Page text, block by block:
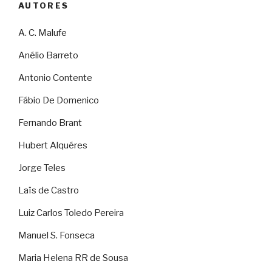
AUTORES
A. C. Malufe
Anélio Barreto
Antonio Contente
Fábio De Domenico
Fernando Brant
Hubert Alquéres
Jorge Teles
Laïs de Castro
Luiz Carlos Toledo Pereira
Manuel S. Fonseca
Maria Helena RR de Sousa